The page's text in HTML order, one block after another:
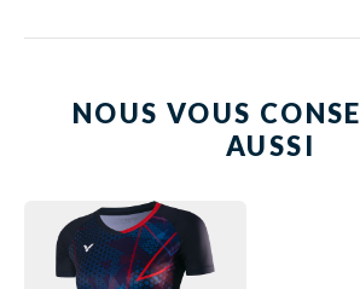
NOUS VOUS
AUSSI